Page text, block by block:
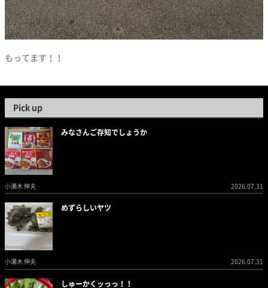
もってます！！
Pick up
みなさんご存知でしょうか
小瀬木 伸夫 2026.07.31
めずらしいヤツ
小瀬木 伸夫 2026.07.31
しゅーかくッっっ！！